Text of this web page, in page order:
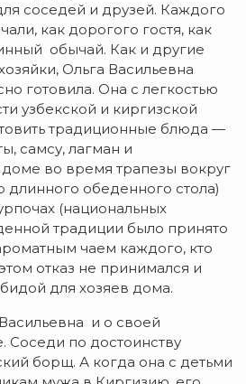
соседей и друзей. Каждого
как дорогого гостя, как
обычай. Как и другие
Ольга Васильевна
готовила. Она с легкостью
узбекской и киргизской
традиционные блюда —
самсу, лагман и
во время трапезы вокруг
длинного обеденного стола)
(национальных
традиции было принято
чаем каждого, кто
отказ не принимался и
для хозяев дома.
и о своей
Соседи по достоинству
борщ. А когда она с детьми